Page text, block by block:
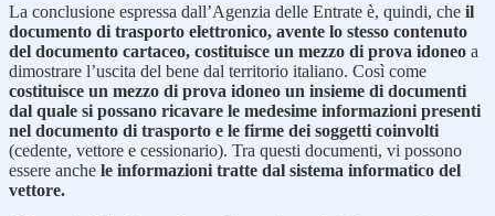
La conclusione espressa dall’Agenzia delle Entrate è, quindi, che il
documento di trasporto elettronico, avente lo stesso contenuto
del documento cartaceo, costituisce un mezzo di prova idoneo a
dimostrare l’uscita del bene dal territorio italiano. Così come
costituisce un mezzo di prova idoneo un insieme di documenti
dal quale si possano ricavare le medesime informazioni presenti
nel documento di trasporto e le firme dei soggetti coinvolti
(cedente, vettore e cessionario). Tra questi documenti, vi possono
essere anche le informazioni tratte dal sistema informatico del
vettore.